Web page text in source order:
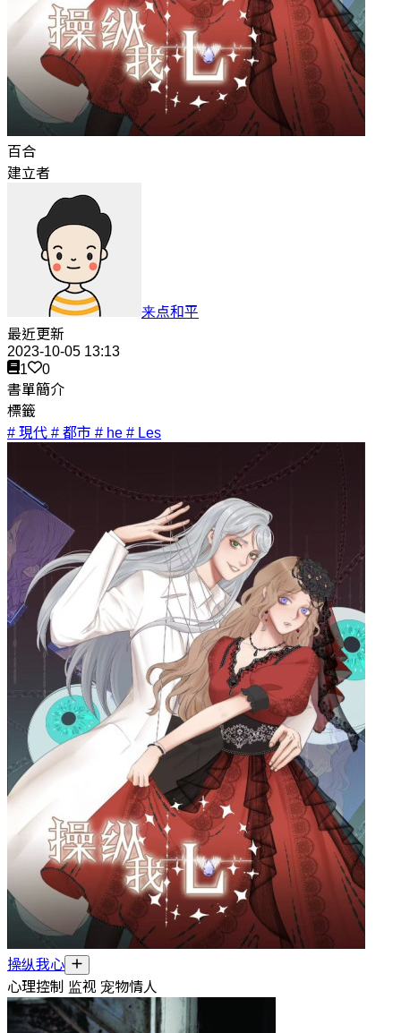
百合
建立者
来点和平
最近更新
2023-10-05 13:13
1
0
書單簡介
標籤
# 現代 # 都市 # he # Les
操纵我心
心理控制 监视 宠物情人